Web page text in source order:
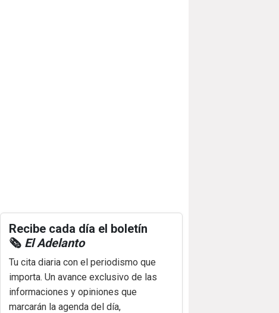
Recibe cada día el boletín
🗞️ El Adelanto
Tu cita diaria con el periodismo que
importa. Un avance exclusivo de las
informaciones y opiniones que
marcarán la agenda del día,